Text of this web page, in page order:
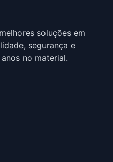
soluções em
segurança e
no material.